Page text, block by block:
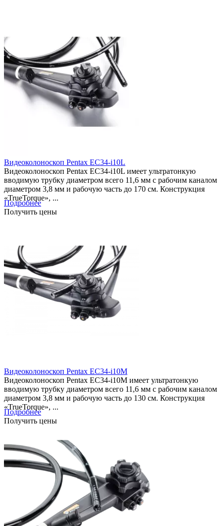
Видеоколоноскоп Pentax EC34-i10L
Видеоколоноскоп Pentax EC34-i10L имеет ультратонкую
вводимую трубку диаметром всего 11,6 мм с рабочим каналом
диаметром 3,8 мм и рабочую часть до 170 см. Конструкция
«TrueTorque», ...
Подробнее
Получить цены
Видеоколоноскоп Pentax EC34-i10M
Видеоколоноскоп Pentax EC34-i10M имеет ультратонкую
вводимую трубку диаметром всего 11,6 мм с рабочим каналом
диаметром 3,8 мм и рабочую часть до 130 см. Конструкция
«TrueTorque», ...
Подробнее
Получить цены